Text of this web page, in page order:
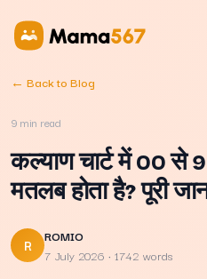
← Back to Blog
9 min read
कल्याण चार्ट में 00 से
मतलब होता है? पूरी
R
ROMIO
7 July 2026 · 1742 words